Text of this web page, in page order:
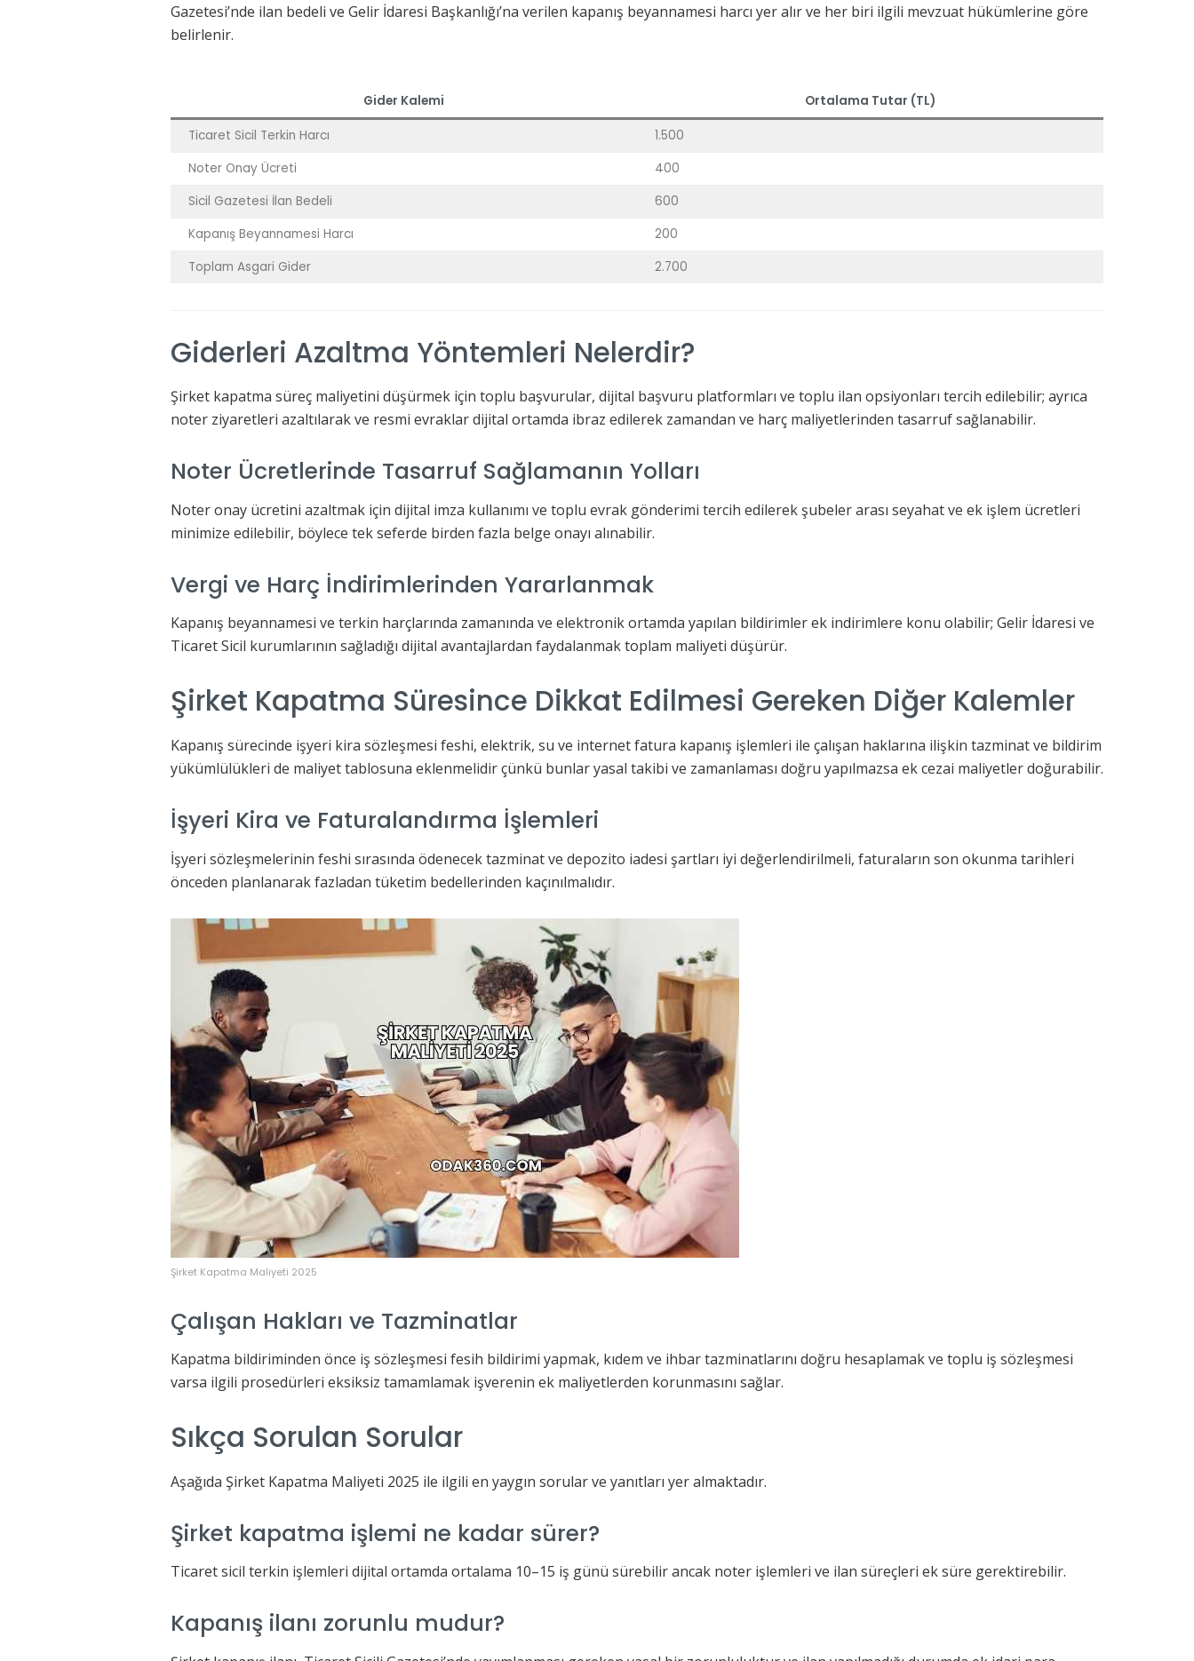
Gazetesi’nde ilan bedeli ve Gelir İdaresi Başkanlığı’na verilen kapanış beyannamesi harcı yer alır ve her biri ilgili mevzuat hükümlerine göre
belirlenir.
Gider Kalemi Ortalama Tutar (TL)
Ticaret Sicil Terkin Harcı
1.500
Noter Onay Ücreti
400
Sicil Gazetesi İlan Bedeli
600
Kapanış Beyannamesi Harcı
200
Toplam Asgari Gider
2.700
Giderleri Azaltma Yöntemleri Nelerdir?
Şirket kapatma süreç maliyetini düşürmek için toplu başvurular, dijital başvuru platformları ve toplu ilan opsiyonları tercih edilebilir; ayrıca
noter ziyaretleri azaltılarak ve resmi evraklar dijital ortamda ibraz edilerek zamandan ve harç maliyetlerinden tasarruf sağlanabilir.
Noter Ücretlerinde Tasarruf Sağlamanın Yolları
Noter onay ücretini azaltmak için dijital imza kullanımı ve toplu evrak gönderimi tercih edilerek şubeler arası seyahat ve ek işlem ücretleri
minimize edilebilir, böylece tek seferde birden fazla belge onayı alınabilir.
Vergi ve Harç İndirimlerinden Yararlanmak
Kapanış beyannamesi ve terkin harçlarında zamanında ve elektronik ortamda yapılan bildirimler ek indirimlere konu olabilir; Gelir İdaresi ve
Ticaret Sicil kurumlarının sağladığı dijital avantajlardan faydalanmak toplam maliyeti düşürür.
Şirket Kapatma Süresince Dikkat Edilmesi Gereken Diğer Kalemler
Kapanış sürecinde işyeri kira sözleşmesi feshi, elektrik, su ve internet fatura kapanış işlemleri ile çalışan haklarına ilişkin tazminat ve bildirim
yükümlülükleri de maliyet tablosuna eklenmelidir çünkü bunlar yasal takibi ve zamanlaması doğru yapılmazsa ek cezai maliyetler doğurabilir.
İşyeri Kira ve Faturalandırma İşlemleri
İşyeri sözleşmelerinin feshi sırasında ödenecek tazminat ve depozito iadesi şartları iyi değerlendirilmeli, faturaların son okunma tarihleri
önceden planlanarak fazladan tüketim bedellerinden kaçınılmalıdır.
Şirket Kapatma Maliyeti 2025
Çalışan Hakları ve Tazminatlar
Kapatma bildiriminden önce iş sözleşmesi fesih bildirimi yapmak, kıdem ve ihbar tazminatlarını doğru hesaplamak ve toplu iş sözleşmesi
varsa ilgili prosedürleri eksiksiz tamamlamak işverenin ek maliyetlerden korunmasını sağlar.
Sıkça Sorulan Sorular
Aşağıda Şirket Kapatma Maliyeti 2025 ile ilgili en yaygın sorular ve yanıtları yer almaktadır.
Şirket kapatma işlemi ne kadar sürer?
Ticaret sicil terkin işlemleri dijital ortamda ortalama 10–15 iş günü sürebilir ancak noter işlemleri ve ilan süreçleri ek süre gerektirebilir.
Kapanış ilanı zorunlu mudur?